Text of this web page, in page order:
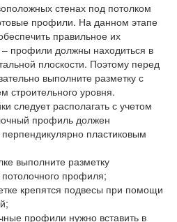
стенах под потолком
профили. На данном этапе
правильное их
профили должны находиться в
плоскости. Поэтому перед
выполните разметку с
строительного уровня.
следует располагать с учетом
профиль должен
перпендикулярно пластиковым
выполните разметку
профиля;
крепятся подвесы при помощи
профили нужно вставить в